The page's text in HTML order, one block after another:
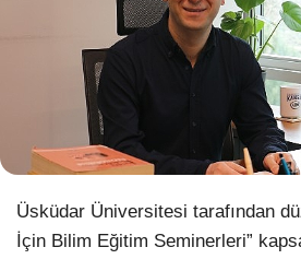
Üsküdar Üniversitesi tarafından
İçin Bilim Eğitim Seminerleri”